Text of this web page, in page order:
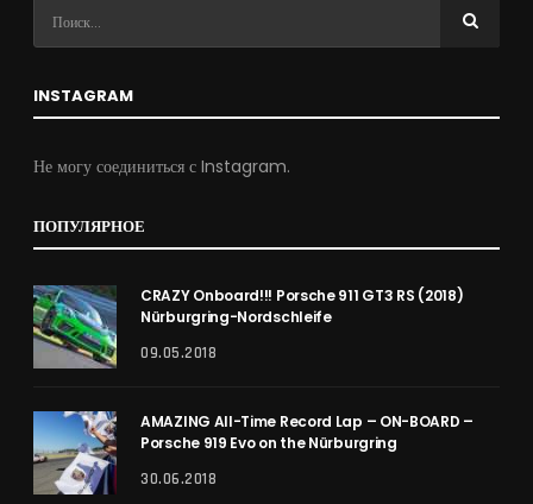
INSTAGRAM
Не могу соединиться с Instagram.
ПОПУЛЯРНОЕ
CRAZY Onboard!!! Porsche 911 GT3 RS (2018)
Nürburgring-Nordschleife
09.05.2018
AMAZING All-Time Record Lap – ON-BOARD –
Porsche 919 Evo on the Nürburgring
30.06.2018